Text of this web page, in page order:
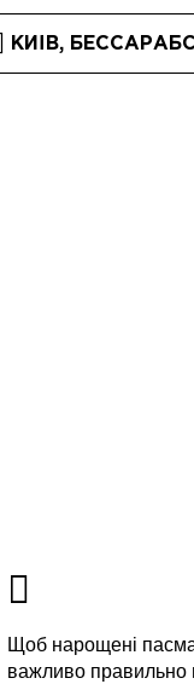
КИЇВ,
Щоб нарощені пасма
важливо правильно